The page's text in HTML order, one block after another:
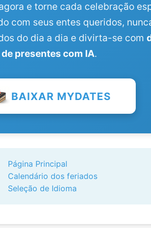
e torne cada celebração
com seus entes queridos,
do dia a dia e divirta-se com
de presentes com IA.
BAIXAR MYDATES
Página Principal
Calendário dos feriados
Seleção de Idioma